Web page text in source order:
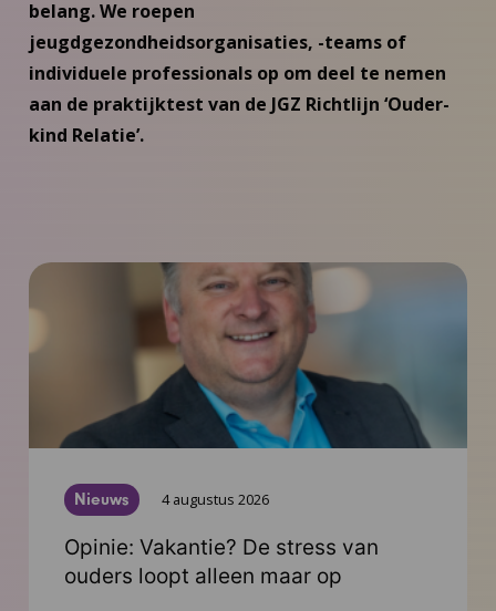
belang. We roepen
jeugdgezondheidsorganisaties, -teams of
individuele professionals op om deel te nemen
aan de praktijktest van de JGZ Richtlijn ‘Ouder-
kind Relatie’.
Nieuws 4 augustus 2026
Opinie: Vakantie? De stress van
ouders loopt alleen maar op